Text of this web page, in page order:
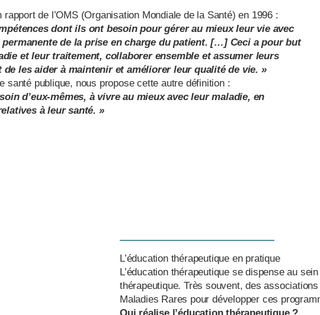
de l’OMS (Organisation Mondiale de la Santé) en 1996 :
dont ils ont besoin pour gérer au mieux leur vie avec
de la prise en charge du patient. […] Ceci a pour but
et leur traitement, collaborer ensemble et assumer leurs
les aider à maintenir et améliorer leur qualité de vie. »
publique, nous propose cette autre définition :
d’eux-mêmes, à vivre au mieux avec leur maladie, en
à leur santé. »
L’éducation thérapeutique en pratique
L’éducation thérapeutique se dispense au
thérapeutique. Très souvent, des
Maladies Rares pour développer ces